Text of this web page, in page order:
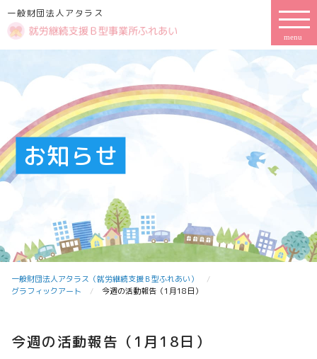
一般財団法人アタラス
お知らせ
一般財団法人アタラス（就労継続支援Ｂ型ふれあい）
グラフィックアート
今週の活動報告（1月18日）
今週の活動報告（1月18日）